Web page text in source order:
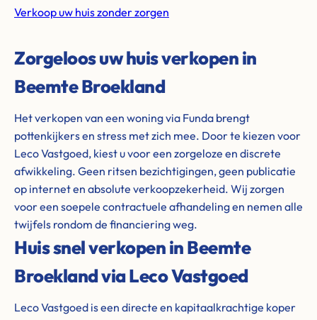
Verkoop uw huis zonder zorgen
Zorgeloos uw huis verkopen in
Beemte Broekland
Het verkopen van een woning via Funda brengt
pottenkijkers en stress met zich mee. Door te kiezen voor
Leco Vastgoed, kiest u voor een zorgeloze en discrete
afwikkeling. Geen ritsen bezichtigingen, geen publicatie
op internet en absolute verkoopzekerheid. Wij zorgen
voor een soepele contractuele afhandeling en nemen alle
twijfels rondom de financiering weg.
Huis snel verkopen in Beemte
Broekland via Leco Vastgoed
Leco Vastgoed is een directe en kapitaalkrachtige koper